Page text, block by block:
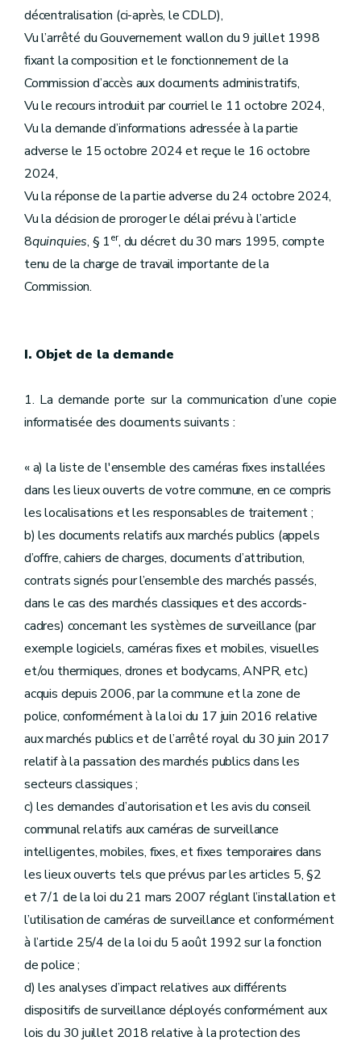
décentralisation (ci-après, le CDLD),
Vu l’arrêté du Gouvernement wallon du 9 juillet 1998
fixant la composition et le fonctionnement de la
Commission d’accès aux documents administratifs,
Vu le recours introduit par courriel le 11 octobre 2024,
Vu la demande d’informations adressée à la partie
adverse le 15 octobre 2024 et reçue le 16 octobre
2024,
Vu la réponse de la partie adverse du 24 octobre 2024,
Vu la décision de proroger le délai prévu à l’article
8quinquies, § 1er, du décret du 30 mars 1995, compte
tenu de la charge de travail importante de la
Commission.
I. Objet de la demande
1. La demande porte sur la communication d’une copie
informatisée des documents suivants :
« a) la liste de l'ensemble des caméras fixes installées
dans les lieux ouverts de votre commune, en ce compris
les localisations et les responsables de traitement ;
b) les documents relatifs aux marchés publics (appels
d’offre, cahiers de charges, documents d’attribution,
contrats signés pour l’ensemble des marchés passés,
dans le cas des marchés classiques et des accords-
cadres) concernant les systèmes de surveillance (par
exemple logiciels, caméras fixes et mobiles, visuelles
et/ou thermiques, drones et bodycams, ANPR, etc.)
acquis depuis 2006, par la commune et la zone de
police, conformément à la loi du 17 juin 2016 relative
aux marchés publics et de l’arrêté royal du 30 juin 2017
relatif à la passation des marchés publics dans les
secteurs classiques ;
c) les demandes d’autorisation et les avis du conseil
communal relatifs aux caméras de surveillance
intelligentes, mobiles, fixes, et fixes temporaires dans
les lieux ouverts tels que prévus par les articles 5, §2
et 7/1 de la loi du 21 mars 2007 réglant l’installation et
l’utilisation de caméras de surveillance et conformément
à l’article 25/4 de la loi du 5 août 1992 sur la fonction
de police ;
d) les analyses d’impact relatives aux différents
dispositifs de surveillance déployés conformément aux
lois du 30 juillet 2018 relative à la protection des